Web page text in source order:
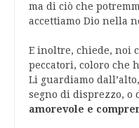
ma di ciò che
accettiamo Dio nella
E inoltre, chiede, noi
peccatori, coloro che
Li guardiamo
segno di disprezzo, o
amorevole e